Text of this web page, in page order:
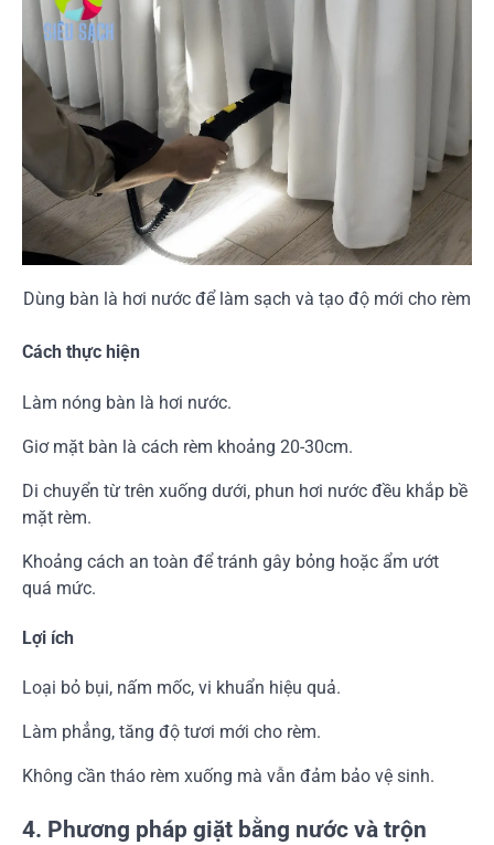
Dùng bàn là hơi nước để làm sạch và tạo độ mới cho rèm
Cách thực hiện
Làm nóng bàn là hơi nước.
Giơ mặt bàn là cách rèm khoảng 20-30cm.
Di chuyển từ trên xuống dưới, phun hơi nước đều khắp bề
mặt rèm.
Khoảng cách an toàn để tránh gây bỏng hoặc ẩm ướt
quá mức.
Lợi ích
Loại bỏ bụi, nấm mốc, vi khuẩn hiệu quả.
Làm phẳng, tăng độ tươi mới cho rèm.
Không cần tháo rèm xuống mà vẫn đảm bảo vệ sinh.
4. Phương pháp giặt bằng nước và trộn